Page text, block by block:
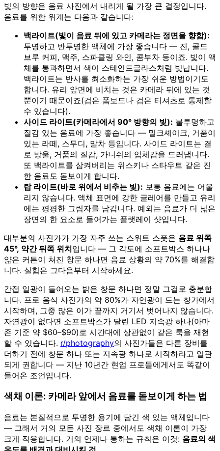
빛의 방향은 음료 사진에서 내리게 될 가장 큰 결정입니다.
음료를 위한 위계는 다음과 같습니다:
백라이트(빛이 음료 뒤에 있고 카메라는 정면을 향함):
투명하고 반투명한 액체에 가장 좋습니다 — 진, 콜드
브루 커피, 맥주, 스파클링 와인, 콤부차 등이죠. 빛이 액
체를 통과하면서 색이 스테인드글라스처럼 빛납니다.
백라이트는 반사를 최소화하는 가장 쉬운 방법이기도
합니다. 유리 앞면에 비치는 것은 카메라 뒤에 있는 것
뿐이기 때문이죠(검은 폼보드나 검은 티셔츠로 통제할
수 있습니다).
사이드 라이트(카메라에서 90° 방향의 빛): 불투명하고
질감 있는 음료에 가장 좋습니다 — 밀크셰이크, 거품이
있는 라떼, 스무디, 말차 등입니다. 사이드 라이트는 결
로 방울, 거품의 질감, 가니쉬의 입체감을 드러냅니다.
또 백라이트를 삼켜버리는 위스키나 스타우트 같은 진
한 음료도 돋보이게 합니다.
탑 라이트(바로 위에서 비추는 빛): 보통 음료에는 어울
리지 않습니다. 액체 표면에 강한 글레어를 만들고 유리
에는 평평한 그림자를 남깁니다. 예외는 음료가 더 넓은
장면의 한 요소로 들어가는 플랫레이 샷입니다.
대부분의 사진가가 가장 자주 쓰는 스위트 스폿은 음료 위쪽
45°, 약간 뒤쪽 위치입니다 — 그 각도에 소프트박스 하나나
얇은 커튼이 쳐진 창문 하나면 음료 상황의 약 70%를 해결합
니다. 실험은 그다음부터 시작하세요.
간접 일광이 들어오는 밝은 창문 하나면 정말 그걸로 충분합
니다. 프로 음식 사진가의 약 80%가 자연광이 드는 창가에서
시작하며, 그중 많은 이가 끝까지 거기서 벗어나지 않습니다.
자연광이 없다면 소프트박스가 달린 LED 지속광 하나(아마
존 기준 약 $60–$90)로 시간대에 상관없이 같은 룩을 재현
할 수 있습니다. r/photography의 사진가들은 다른 장비를
더하기 전에 창문 하나 또는 지속광 하나로 시작하라고 일관
되게 권합니다 — 지난 10년간 현업 프로들에게서도 똑같이
들어온 조언입니다.
색채 이론: 카메라 앞에서 음료를 돋보이게 하는 법
음료는 본질적으로 투명한 용기에 담긴 색 있는 액체입니다
— 그래서 거의 모든 사진 장르 중에서도 색채 이론이 가장
크게 작용합니다. 거의 언제나 통하는 규칙은 이것: 음료의 색